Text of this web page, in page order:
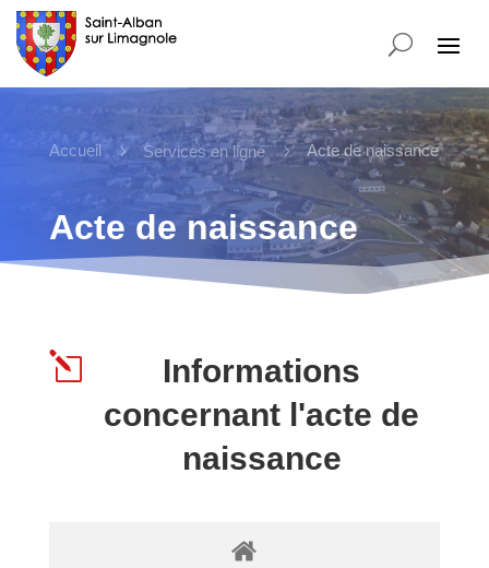
Accueil 5 Services en ligne 5 Acte de naissance
Acte de naissance
l
Informations
concernant l'acte de
naissance